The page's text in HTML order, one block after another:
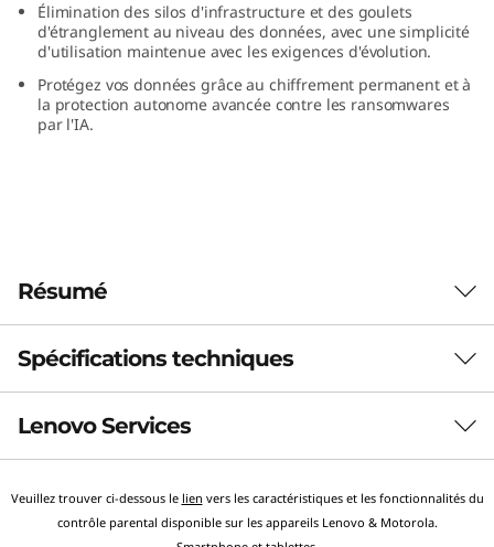
0
0
%
F
a
s
Élimination des silos d'infrastructure et des goulets
d'étranglement au niveau des données, avec une simplicité
d'utilisation maintenue avec les exigences d'évolution.
Protégez vos données grâce au chiffrement permanent et à
la protection autonome avancée contre les ransomwares
par l'IA.
Résumé
Équilibre entre performance et efficacité
Équilibre entre
performance et
efficacité
Idéal pour les entreprises de taille moyenne
Spécifications techniques
Évolutivité externe SAN
Lenovo Services
Services de solution
Veuillez trouver ci-dessous le lien vers les caractéristiques et les fonctionnalités du
contrôle parental disponible sur les appareils Lenovo & Motorola.